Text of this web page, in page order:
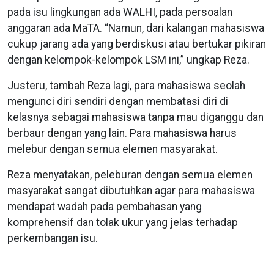
pada isu lingkungan ada WALHI, pada persoalan
anggaran ada MaTA. “Namun, dari kalangan mahasiswa
cukup jarang ada yang berdiskusi atau bertukar pikiran
dengan kelompok-kelompok LSM ini,” ungkap Reza.
Justeru, tambah Reza lagi, para mahasiswa seolah
mengunci diri sendiri dengan membatasi diri di
kelasnya sebagai mahasiswa tanpa mau diganggu dan
berbaur dengan yang lain. Para mahasiswa harus
melebur dengan semua elemen masyarakat.
Reza menyatakan, peleburan dengan semua elemen
masyarakat sangat dibutuhkan agar para mahasiswa
mendapat wadah pada pembahasan yang
komprehensif dan tolak ukur yang jelas terhadap
perkembangan isu.